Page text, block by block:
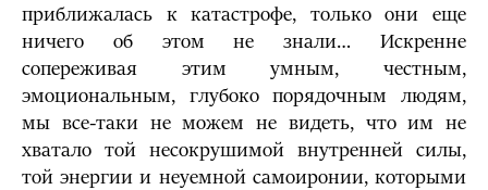
приближалась к катастрофе, только они еще
ничего об этом не знали… Искренне
сопереживая этим умным, честным,
эмоциональным, глубоко порядочным людям,
мы все-таки не можем не видеть, что им не
хватало той несокрушимой внутренней силы,
той энергии и неуемной самоиронии, которыми